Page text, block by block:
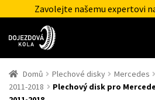
Zavolejte našemu expertovi
Domů Plechové disky Mercedes
2011-2018
Plechový disk pro